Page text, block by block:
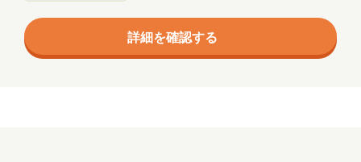
詳細を確認する